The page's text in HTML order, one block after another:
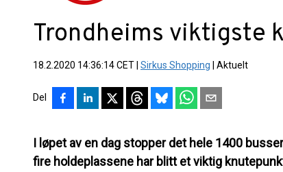
Trondheims viktigste
18.2.2020 14:36:14 CET Sirkus Shopping Aktuelt
Del
I løpet av en dag stopper det hele 1400
fire holdeplassene har blitt et viktig